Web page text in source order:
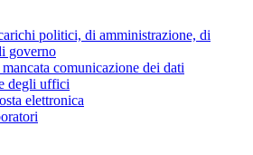
politici, di amministrazione, di
governo
comunicazione dei dati
degli uffici
elettronica